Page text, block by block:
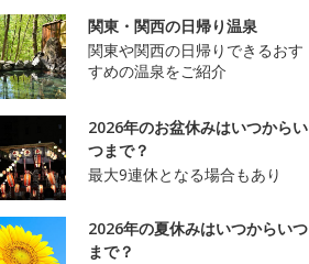
関東・関西の日帰り温泉
関東や関西の日帰りできるおす
すめの温泉をご紹介
2026年のお盆休みはいつからい
つまで？
最大9連休となる場合もあり
2026年の夏休みはいつからいつ
まで？